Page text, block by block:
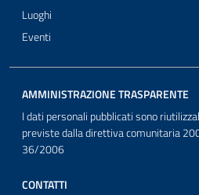
Luoghi
Eventi
AMMINISTRAZIONE TRASPARENTE
I dati personali pubblicati sono
previste dalla direttiva comunitaria
36/2006
CONTATTI